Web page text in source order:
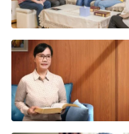
របស់ទ្រង់ផង»។
ការដូចសព្វមួយ
មាត់បឹងហ្ស៊ឺណែវ ញ៉
អង្គុយនៅលើបង់មួ
អារម្មណ៍ឃើញមនុ
ខ្ញុំបានដើរទៅរ